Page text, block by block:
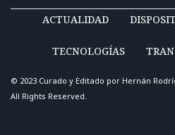
ACTUALIDAD
TECNOLOGÍAS
© 2023 Curado y Editado por Hernán
All Rights Reserved.